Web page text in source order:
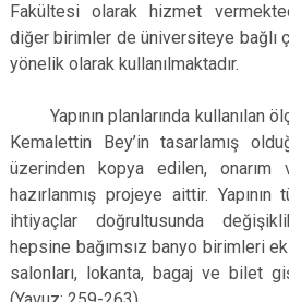
Fakültesi olarak hizmet
diğer birimler de üniversiteye bağlı
yönelik olarak kullanılmaktadır.
Yapının planlarında kullanılan
Kemalettin Bey’in tasarlamış
üzerinden kopya edilen,
hazırlanmış projeye aittir. Yapının
ihtiyaçlar doğrultusunda
hepsine bağımsız banyo birimleri
salonları, lokanta, bagaj ve bilet